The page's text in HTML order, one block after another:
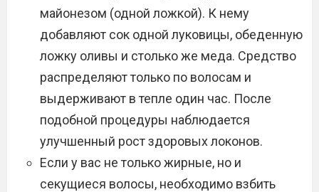
майонезом (одной ложкой). К нему
добавляют сок одной луковицы, обеденную
ложку оливы и столько же меда. Средство
распределяют только по волосам и
выдерживают в тепле один час. После
подобной процедуры наблюдается
улучшенный рост здоровых локонов.
Если у вас не только жирные, но и
секущиеся волосы, необходимо взбить